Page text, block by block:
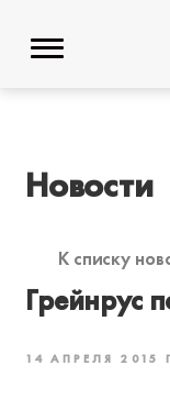
Новости
К списку
Грейнрус
14 АПРЕЛЯ 2015